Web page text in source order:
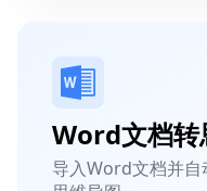
Word文档转
导入Word文档并